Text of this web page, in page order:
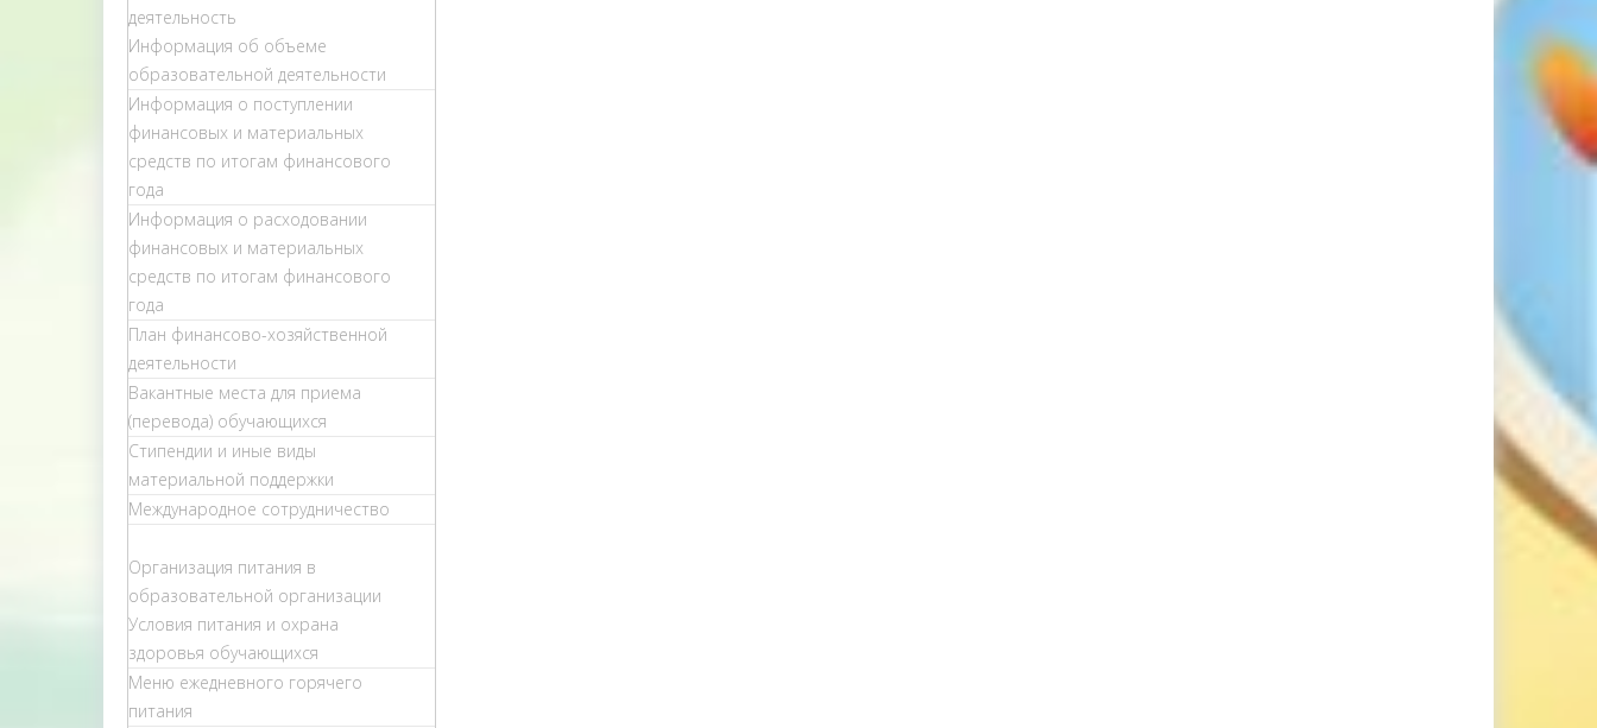
деятельность
Информация об объеме
образовательной деятельности
Информация о поступлении
финансовых и материальных
средств по итогам финансового
года
Информация о расходовании
финансовых и материальных
средств по итогам финансового
года
План финансово-хозяйственной
деятельности
Вакантные места для приема
(перевода) обучающихся
Стипендии и иные виды
материальной поддержки
Международное сотрудничество
Организация питания в
образовательной организации
Условия питания и охрана
здоровья обучающихся
Меню ежедневного горячего
питания